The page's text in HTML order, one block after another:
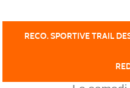
RECO. SPORTIVE TRAIL